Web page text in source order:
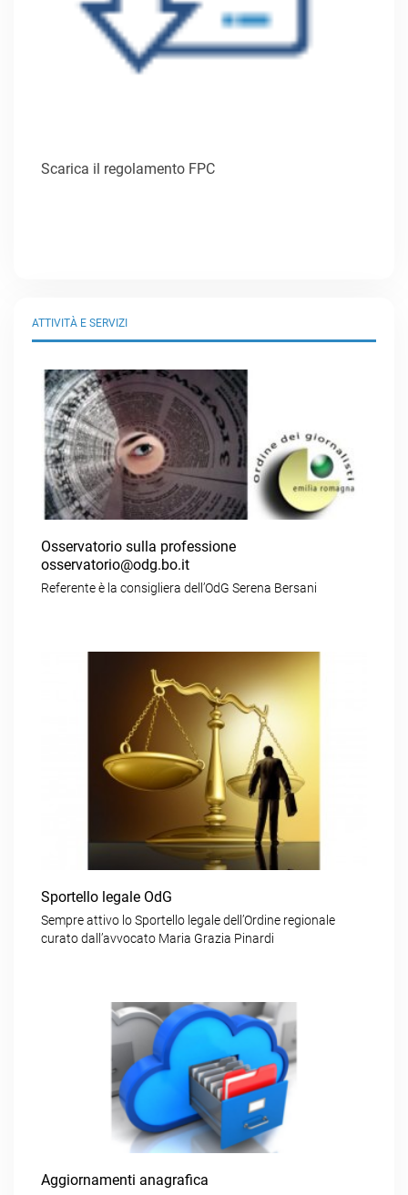
Scarica il regolamento FPC
ATTIVITÀ E SERVIZI
Osservatorio sulla professione
osservatorio@odg.bo.it
Referente è la consigliera dell’OdG Serena Bersani
Sportello legale OdG
Sempre attivo lo Sportello legale dell’Ordine regionale
curato dall’avvocato Maria Grazia Pinardi
Aggiornamenti anagrafica